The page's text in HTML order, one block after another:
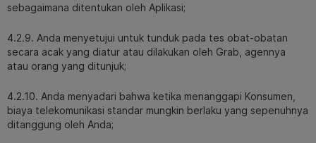
sebagaimana ditentukan oleh Aplikasi;
4.2.9. Anda menyetujui untuk tunduk pada tes obat-obatan
secara acak yang diatur atau dilakukan oleh Grab, agennya
atau orang yang ditunjuk;
4.2.10. Anda menyadari bahwa ketika menanggapi Konsumen,
biaya telekomunikasi standar mungkin berlaku yang sepenuhnya
ditanggung oleh Anda;